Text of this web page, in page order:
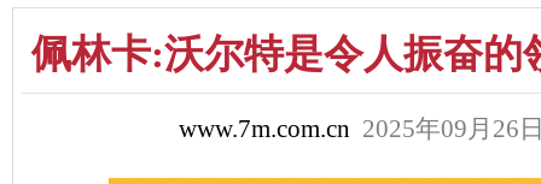
佩林卡:沃尔特是令人振奋的
www.7m.com.cn 2025年09月26